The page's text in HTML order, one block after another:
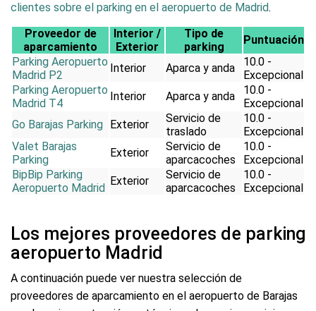
clientes sobre el parking en el aeropuerto de Madrid.
Proveedor de
aparcamiento
Interior /
Exterior
Tipo de
parking
Puntuación
Parking Aeropuerto
Madrid P2
Interior Aparca y anda
10.0 -
Excepcional
Parking Aeropuerto
Madrid T4
Interior Aparca y anda
10.0 -
Excepcional
Go Barajas Parking Exterior
Servicio de
traslado
10.0 -
Excepcional
Valet Barajas
Parking
Exterior
Servicio de
aparcacoches
10.0 -
Excepcional
BipBip Parking
Aeropuerto Madrid
Exterior
Servicio de
aparcacoches
10.0 -
Excepcional
Los mejores proveedores de parking
aeropuerto Madrid
A continuación puede ver nuestra selección de
proveedores de aparcamiento en el aeropuerto de Barajas